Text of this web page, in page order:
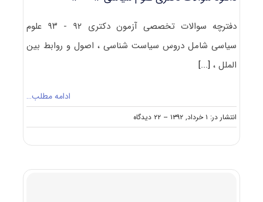
دفترچه سوالات تخصصی آزمون دکتری ۹۲ - ۹۳ علوم
سیاسی شامل دروس سیاست شناسی ، اصول و روابط بین
الملل ،[...]
ادامه مطلب…
انتشار در: ۱ خرداد, ۱۳۹۲ -- ۲۲ دیدگاه
on
دانلود
سیاسی